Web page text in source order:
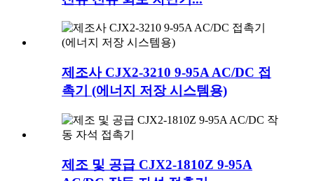
제조사 CJX2-3210 9-95A AC/DC 접
촉기 (에너지 저장 시스템용)
제조 및 공급 CJX2-1810Z 9-95A